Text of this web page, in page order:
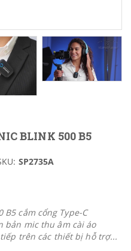
BLINK 500 B5
SP2735A
cắm cổng Type-C
bản mic thu âm cài áo
trên các thiết bị hỗ trợ...